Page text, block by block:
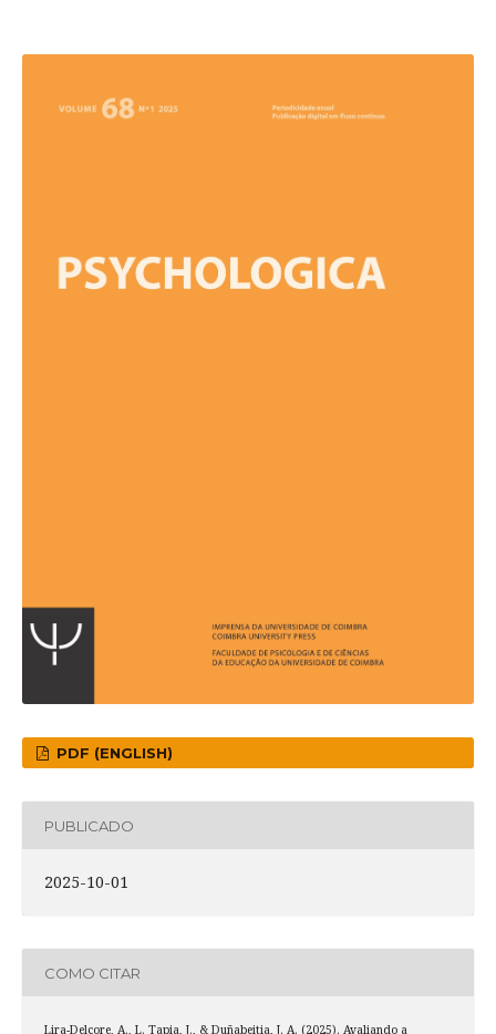
PDF (ENGLISH)
PUBLICADO
2025-10-01
COMO CITAR
Lira-Delcore, A., L. Tapia, J., & Duñabeitia, J. A. (2025). Avaliando a